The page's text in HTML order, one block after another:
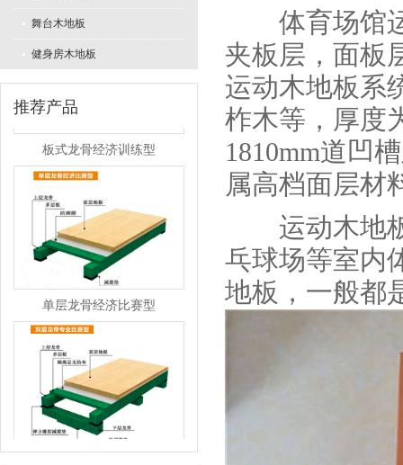
舞台木地板
健身房木地板
推荐产品
板式龙骨经济训练型
单层龙骨经济比赛型
体育场馆运
夹板层，面板
运动木地板系
柞木等，厚度
1810mm道凹
属高档面层材
运动木地板
乓球场等室内
地板，一般都